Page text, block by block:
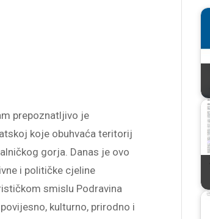
prepoznatljivo je
koje obuhvaća teritorij
gorja. Danas je ovo
i političke cjeline
smislu Podravina
kulturno, prirodno i